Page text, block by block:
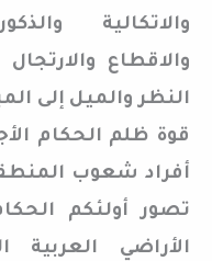
والاتكالية
والاقطاع
النظر والميل إلى
قوة ظلم الحكام
أفراد شعوب
تصور أولئكم
الأراضي العربية